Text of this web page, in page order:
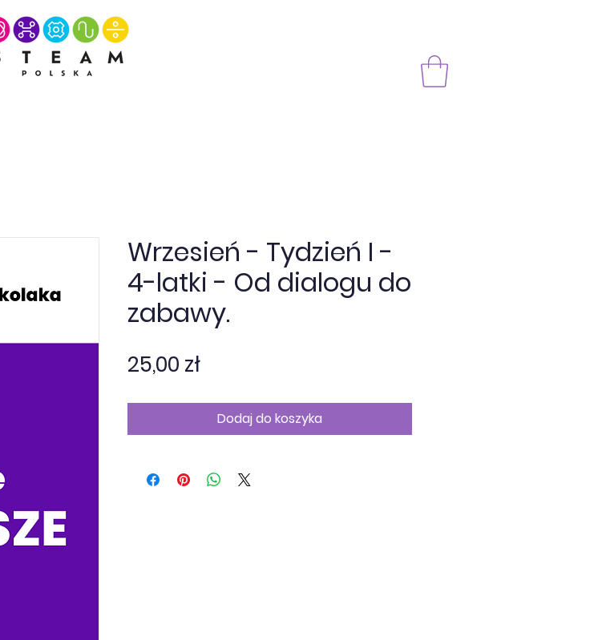
Wrzesień - Tydzień I -
4-latki - Od dialogu do
zabawy.
25,00 złCena
Dodaj do koszyka